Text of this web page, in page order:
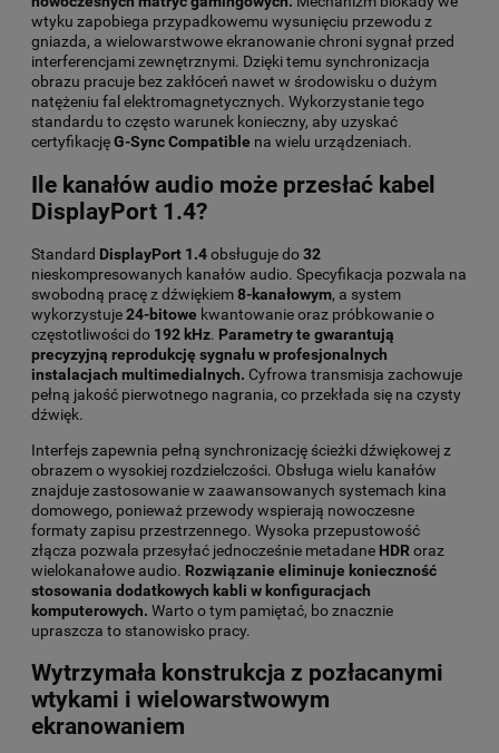
wtyku zapobiega przypadkowemu wysunięciu przewodu z
gniazda, a wielowarstwowe ekranowanie chroni sygnał przed
interferencjami zewnętrznymi. Dzięki temu synchronizacja
obrazu pracuje bez zakłóceń nawet w środowisku o dużym
natężeniu fal elektromagnetycznych. Wykorzystanie tego
standardu to często warunek konieczny, aby uzyskać
certyfikacjęG-Sync Compatible na wielu urządzeniach.
Ile kanałów audio może przesłać kabel
DisplayPort 1.4?
Standard DisplayPort 1.4obsługuje do32
nieskompresowanych kanałów audio. Specyfikacja pozwala na
swobodną pracę z dźwiękiem8-kanałowym, a system
wykorzystuje24-bitowe kwantowanie oraz próbkowanie o
częstotliwości do 192 kHz. Parametry te gwarantują
precyzyjną reprodukcję sygnału w profesjonalnych
instalacjach multimedialnych. Cyfrowa transmisja zachowuje
pełną jakość pierwotnego nagrania, co przekłada się na czysty
dźwięk.
Interfejs zapewnia pełną synchronizację ścieżki dźwiękowej z
obrazem o wysokiej rozdzielczości. Obsługa wielu kanałów
znajduje zastosowanie w zaawansowanych systemach kina
domowego, ponieważ przewody wspierają nowoczesne
formaty zapisu przestrzennego. Wysoka przepustowość
złącza pozwala przesyłać jednocześnie metadane HDRoraz
wielokanałowe audio. Rozwiązanie eliminuje konieczność
stosowania dodatkowych kabli w konfiguracjach
komputerowych. Warto o tym pamiętać, bo znacznie
upraszcza to stanowisko pracy.
Wytrzymała konstrukcja z pozłacanymi
wtykami i wielowarstwowym
ekranowaniem